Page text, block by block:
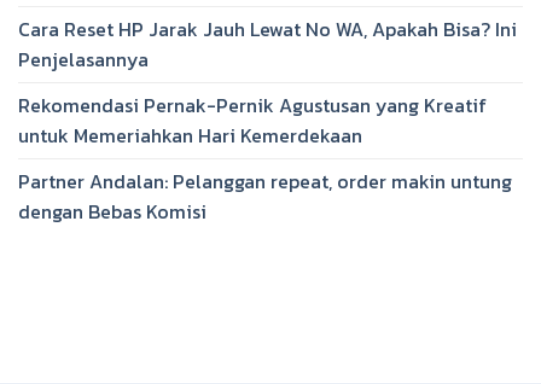
Cara Reset HP Jarak Jauh Lewat No WA, Apakah Bisa? Ini
Penjelasannya
Rekomendasi Pernak-Pernik Agustusan yang Kreatif
untuk Memeriahkan Hari Kemerdekaan
Partner Andalan: Pelanggan repeat, order makin untung
dengan Bebas Komisi